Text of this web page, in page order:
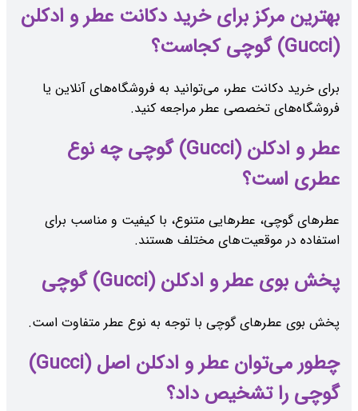
بهترین مرکز برای خرید دکانت عطر و ادکلن
(Gucci) گوچی کجاست؟
برای خرید دکانت عطر، می‌توانید به فروشگاه‌های آنلاین یا
فروشگاه‌های تخصصی عطر مراجعه کنید.
عطر و ادکلن (Gucci) گوچی چه نوع
عطری است؟
عطرهای گوچی، عطرهایی متنوع، با کیفیت و مناسب برای
استفاده در موقعیت‌های مختلف هستند.
پخش بوی عطر و ادکلن (Gucci) گوچی
پخش بوی عطرهای گوچی با توجه به نوع عطر متفاوت است.
چطور می‌توان عطر و ادکلن اصل (Gucci)
گوچی را تشخیص داد؟